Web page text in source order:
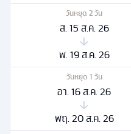
วันหยุด 2วัน
ส. 15 ส.ค. 26
พ. 19 ส.ค. 26
วันหยุด 1 วัน
อา. 16 ส.ค. 26
พฤ. 20 ส.ค. 26